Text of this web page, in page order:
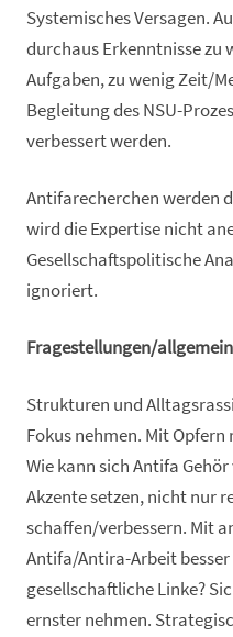
Systemisches Versagen.
durchaus Erkenntnisse zu
Aufgaben, zu wenig Zeit/
Begleitung des NSU-
verbessert werden.
Antifarecherchen werden
wird die Expertise nicht
Gesellschaftspolitische
ignoriert.
Fragestellungen/
Strukturen und
Fokus nehmen. Mit Opfern
Wie kann sich Antifa
Akzente setzen, nicht nur
schaffen/verbessern. Mit
Antifa/Antira-Arbeit
gesellschaftliche Linke?
ernster nehmen.